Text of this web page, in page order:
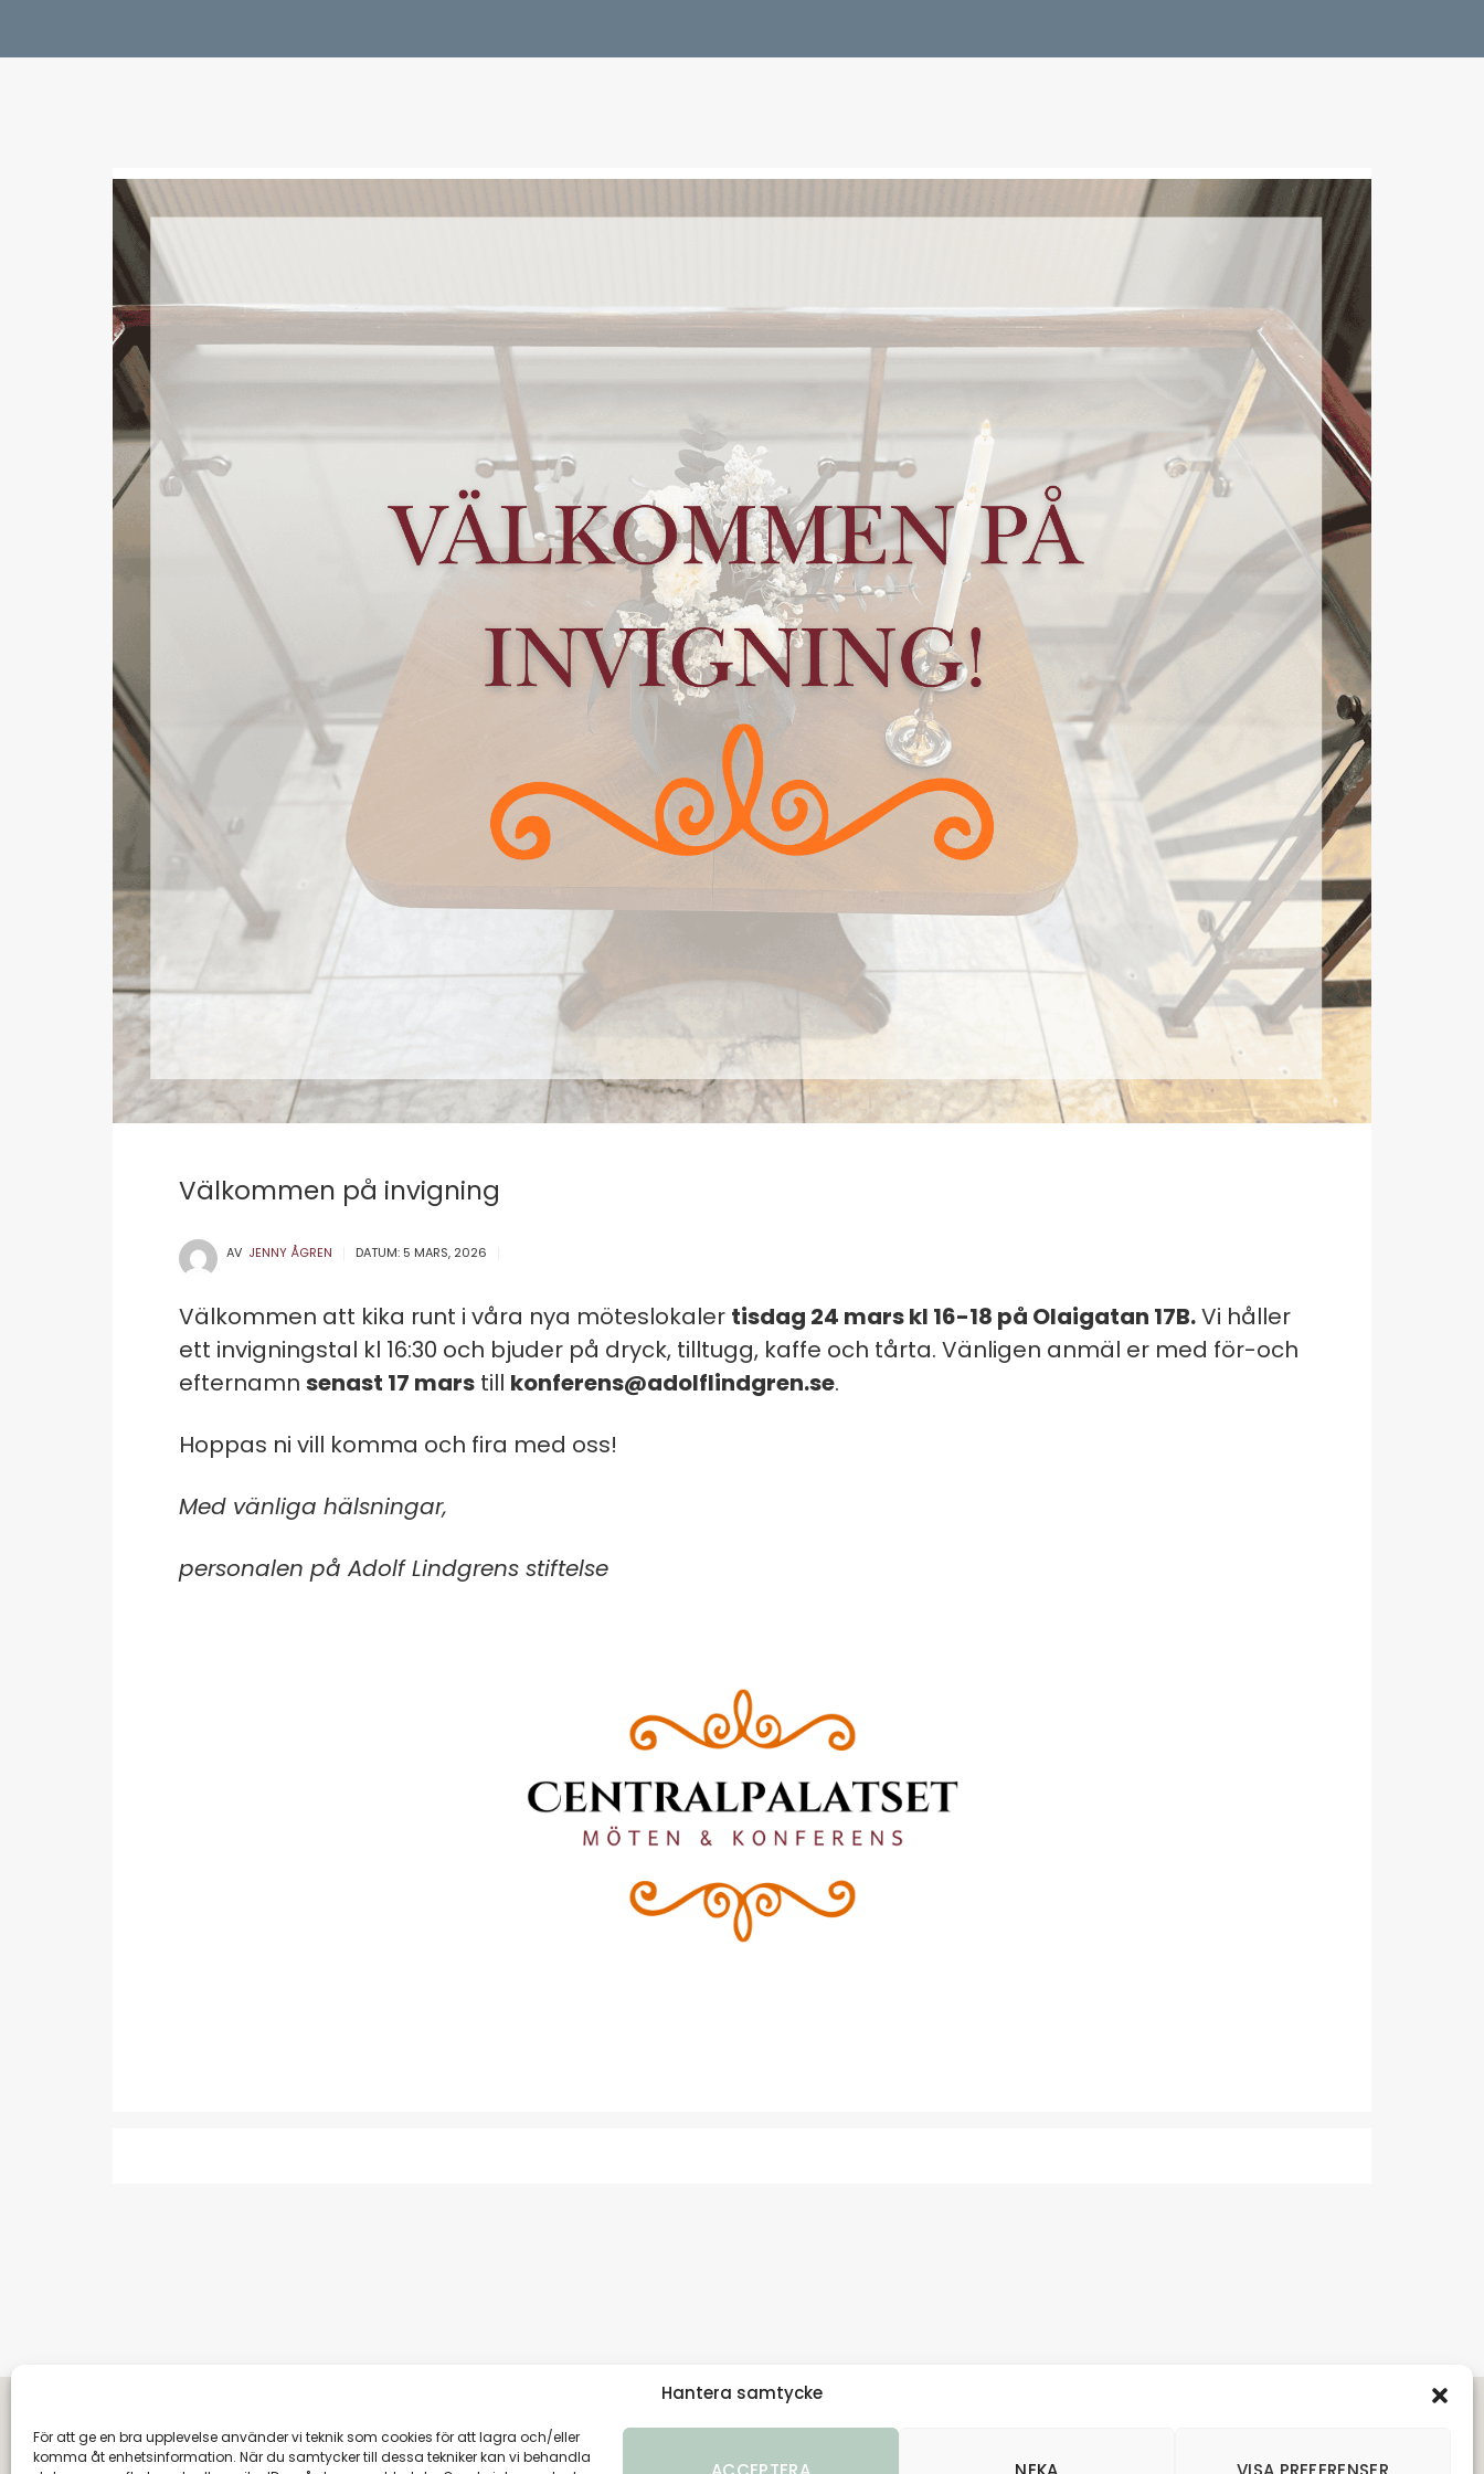
Hantera samtycke
För att ge en bra upplevelse använder vi teknik som cookies för att lagra och/eller
komma åt enhetsinformation. När du samtycker till dessa tekniker kan vi behandla
Välkommen på invigning
AV JENNY ÅGREN DATUM: 5 MARS, 2026
Välkommen att kika runt i våra nya möteslokaler tisdag 24 mars kl 16-18 på Olaigatan 17B.Vi håller
ett invigningstal kl 16:30 och bjuder på dryck, tilltugg, kaffe och tårta. Vänligen anmäl er med för-och
efternamn senast 17 mars till konferens@adolflindgren.se.
Hoppas ni vill komma och fira med oss!
Med vänliga hälsningar,
personalen på Adolf Lindgrens stiftelse
Olaigatan 17 A, 703 61 Örebro